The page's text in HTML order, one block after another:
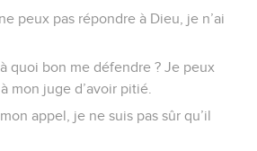
peux pas répondre à Dieu, je n’ai
quoi bon me défendre ? Je peux
mon juge d’avoir pitié.
appel, je ne suis pas sûr qu’il